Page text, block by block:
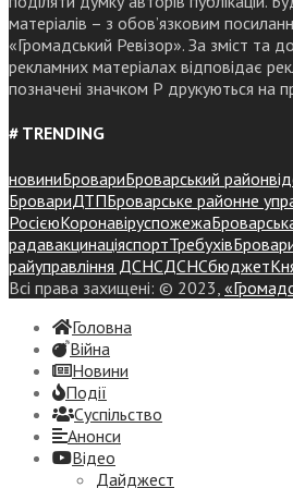
матеріалів – з обов’язковим
«Громадський Ревізор». За зміст та
рекламних матеріалах відповідає
позначені значком Р друкуються на
# TRENDING
новиниБровариБроварський район
БровариДТПБроварське районне
РосієюКоронавіруспожежа
радавакцинаціяспортТребухів
райуправління ДСНСДСНСбюджет
Всі права захищені: © 2023,
Головна
Війна
Новини
Події
Суспiльство
Анонси
Відео
Дайджест